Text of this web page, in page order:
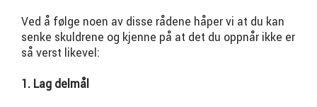
Ved å følge noen av disse rådene håper vi at du kan
senke skuldrene og kjenne på at det du oppnår ikke er
så verst likevel:
1. Lag delmål